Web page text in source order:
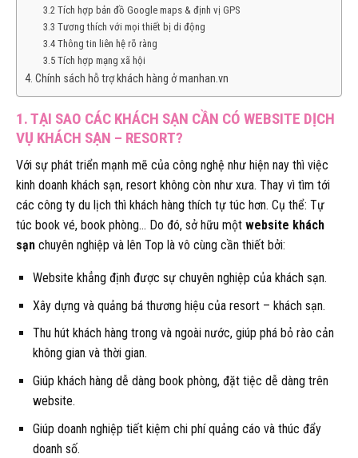
3.2 Tích hợp bản đồ Google maps & định vị GPS
3.3 Tương thích với mọi thiết bị di động
3.4 Thông tin liên hệ rõ ràng
3.5 Tích hợp mạng xã hội
4. Chính sách hỗ trợ khách hàng ở manhan.vn
1. TẠI SAO CÁC KHÁCH SẠN CẦN CÓ WEBSITE DỊCH
VỤ KHÁCH SẠN – RESORT?
Với sự phát triển mạnh mẽ của công nghệ như hiện nay thì việc
kinh doanh khách sạn, resort không còn như xưa. Thay vì tìm tới
các công ty du lịch thì khách hàng thích tự túc hơn. Cụ thể: Tự
túc book vé, book phòng… Do đó, sở hữu một website khách
sạn chuyên nghiệp và lên Top là vô cùng cần thiết bởi:
Website khẳng định được sự chuyên nghiệp của khách sạn.
Xây dựng và quảng bá thương hiệu của resort – khách sạn.
Thu hút khách hàng trong và ngoài nước, giúp phá bỏ rào cản
không gian và thời gian.
Giúp khách hàng dễ dàng book phòng, đặt tiệc dễ dàng trên
website.
Giúp doanh nghiệp tiết kiệm chi phí quảng cáo và thúc đẩy
doanh số.